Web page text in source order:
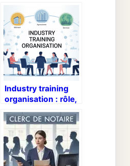
Industry training
organisation : rôle,
enjeux et bonnes
pratiques